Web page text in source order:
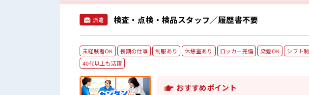
派遣 検査・点検・検品スタッフ／履歴書不要
未経験者OK 長期の仕事 制服あり 休憩室あり ロッカー完備 染髪OK シフト制
40代以上も活躍
おすすめポイント